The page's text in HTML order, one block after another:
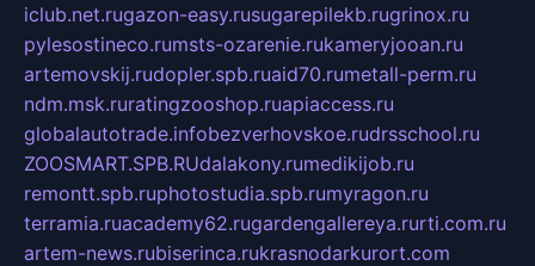
iclub.net.rugazon-easy.rusugarepilekb.rugrinox.ru
pylesostineco.rumsts-ozarenie.rukameryjooan.ru
artemovskij.rudopler.spb.ruaid70.rumetall-perm.ru
ndm.msk.ruratingzooshop.ruapiaccess.ru
globalautotrade.infobezverhovskoe.rudrsschool.ru
ZOOSMART.SPB.RUdalakony.rumedikijob.ru
remontt.spb.ruphotostudia.spb.rumyragon.ru
terramia.ruacademy62.rugardengallereya.rurti.com.ru
artem-news.rubiserinca.rukrasnodarkurort.com